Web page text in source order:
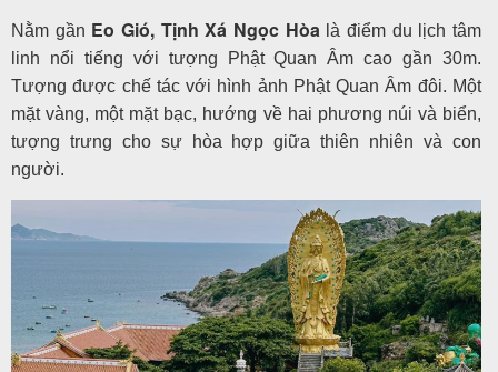
Nằm gần Eo Gió, Tịnh Xá Ngọc Hòa là điểm du lịch tâm
linh nổi tiếng với tượng Phật Quan Âm cao gần 30m.
Tượng được chế tác với hình ảnh Phật Quan Âm đôi. Một
mặt vàng, một mặt bạc, hướng về hai phương núi và biển,
tượng trưng cho sự hòa hợp giữa thiên nhiên và con
người.